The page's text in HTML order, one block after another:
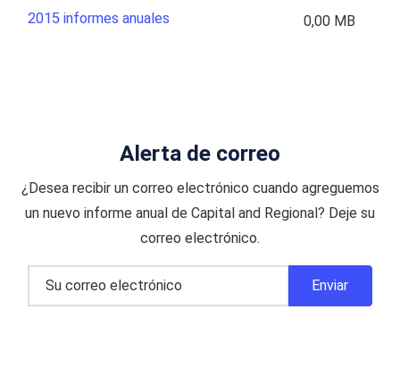
2015 informes anuales 0,00 MB
Alerta de correo
¿Desea recibir un correo electrónico cuando agreguemos
un nuevo informe anual de Capital and Regional? Deje su
correo electrónico.